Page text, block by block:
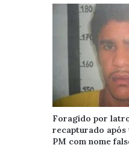
Foragido por
recapturado
PM com nome